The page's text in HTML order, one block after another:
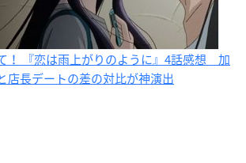
！ 『恋は雨上がりのように』4話感想 加
店長デートの差の対比が神演出